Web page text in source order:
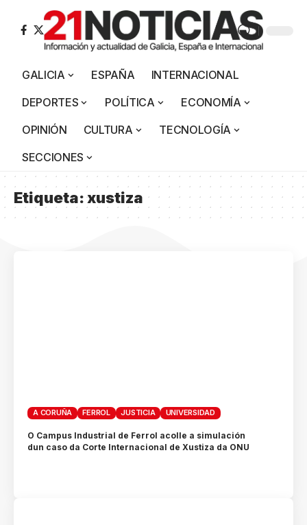
GALICIA ESPAÑA
INTERNACIONAL
DEPORTES
POLÍTICA
ECONOMÍA
OPINIÓN
CULTURA
TECNOLOGÍA
SECCIONES
Etiqueta:xustiza
A CORUÑA FERROL JUSTICIA UNIVERSIDAD
O Campus Industrial de Ferrol acolle a simulación
dun caso da Corte Internacional de Xustiza da ONU